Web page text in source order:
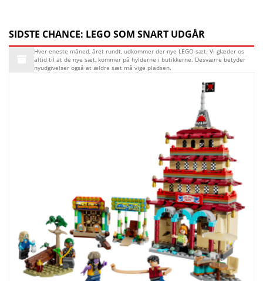
SIDSTE CHANCE: LEGO SOM SNART UDGÅR
Hver eneste måned, året rundt, udkommer der nye LEGO-sæt. Vi glæder os
altid til at de nye sæt, kommer på hylderne i butikkerne. Desværre betyder
nyudgivelser også at ældre sæt må vige pladsen.